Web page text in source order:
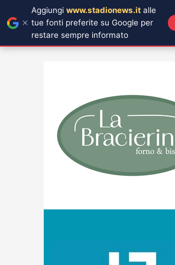
Aggiungi www.stadionews.it alle
tue fonti preferite su Google per
restare sempre informato